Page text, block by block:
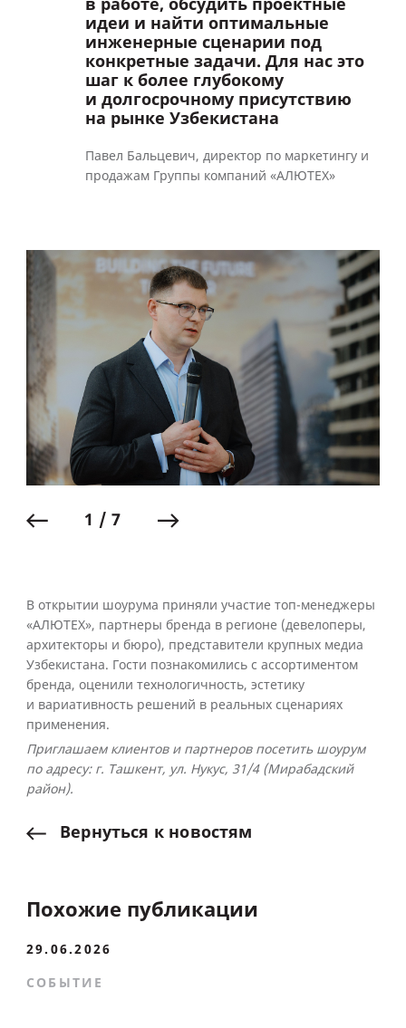
в работе, обсудить проектные
идеи и найти оптимальные
инженерные сценарии под
конкретные задачи. Для нас это
шаг к более глубокому
и долгосрочному присутствию
на рынке Узбекистана
Павел Бальцевич, директор по маркетингу и
продажам Группы компаний «АЛЮТЕХ»
1 / 7
В открытии шоурума приняли участие топ-менеджеры
«АЛЮТЕХ», партнеры бренда в регионе (девелоперы,
архитекторы и бюро), представители крупных медиа
Узбекистана. Гости познакомились с ассортиментом
бренда, оценили технологичность, эстетику
и вариативность решений в реальных сценариях
применения.
Приглашаем клиентов и партнеров посетить шоурум
по адресу: г. Ташкент, ул. Нукус, 31/4 (Мирабадский
район).
Вернуться к новостям
Похожие публикации
29.06.2026
СОБЫТИЕ